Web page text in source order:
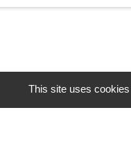
This site uses